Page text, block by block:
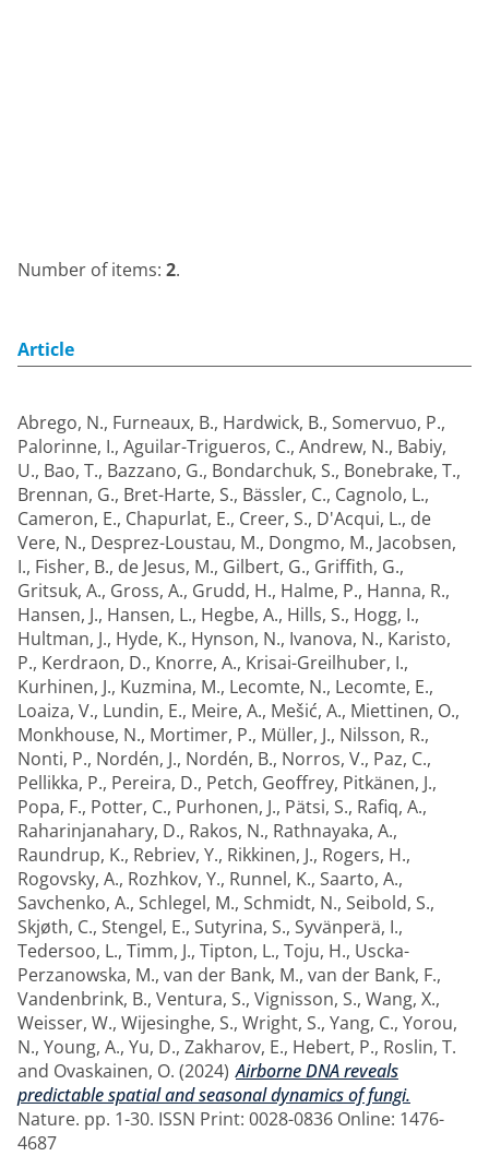
Number of items: 2.
Article
Abrego, N., Furneaux, B., Hardwick, B., Somervuo, P.,
Palorinne, I., Aguilar-Trigueros, C., Andrew, N., Babiy,
U., Bao, T., Bazzano, G., Bondarchuk, S., Bonebrake, T.,
Brennan, G., Bret-Harte, S., Bässler, C., Cagnolo, L.,
Cameron, E., Chapurlat, E., Creer, S., D'Acqui, L., de
Vere, N., Desprez-Loustau, M., Dongmo, M., Jacobsen,
I., Fisher, B., de Jesus, M., Gilbert, G., Griffith, G.,
Gritsuk, A., Gross, A., Grudd, H., Halme, P., Hanna, R.,
Hansen, J., Hansen, L., Hegbe, A., Hills, S., Hogg, I.,
Hultman, J., Hyde, K., Hynson, N., Ivanova, N., Karisto,
P., Kerdraon, D., Knorre, A., Krisai-Greilhuber, I.,
Kurhinen, J., Kuzmina, M., Lecomte, N., Lecomte, E.,
Loaiza, V., Lundin, E., Meire, A., Mešić, A., Miettinen, O.,
Monkhouse, N., Mortimer, P., Müller, J., Nilsson, R.,
Nonti, P., Nordén, J., Nordén, B., Norros, V., Paz, C.,
Pellikka, P., Pereira, D., Petch, Geoffrey, Pitkänen, J.,
Popa, F., Potter, C., Purhonen, J., Pätsi, S., Rafiq, A.,
Raharinjanahary, D., Rakos, N., Rathnayaka, A.,
Raundrup, K., Rebriev, Y., Rikkinen, J., Rogers, H.,
Rogovsky, A., Rozhkov, Y., Runnel, K., Saarto, A.,
Savchenko, A., Schlegel, M., Schmidt, N., Seibold, S.,
Skjøth, C., Stengel, E., Sutyrina, S., Syvänperä, I.,
Tedersoo, L., Timm, J., Tipton, L., Toju, H., Uscka-
Perzanowska, M., van der Bank, M., van der Bank, F.,
Vandenbrink, B., Ventura, S., Vignisson, S., Wang, X.,
Weisser, W., Wijesinghe, S., Wright, S., Yang, C., Yorou,
N., Young, A., Yu, D., Zakharov, E., Hebert, P., Roslin, T.
and Ovaskainen, O. (2024) Airborne DNA reveals
predictable spatial and seasonal dynamics of fungi.
Nature. pp. 1-30. ISSN Print: 0028-0836 Online: 1476-
4687